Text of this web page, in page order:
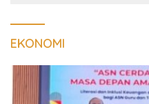
EKONOMI